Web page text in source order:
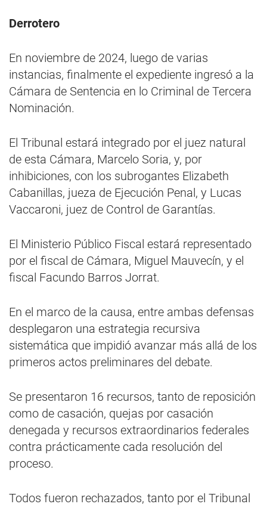
Derrotero
En noviembre de 2024, luego de varias
instancias, finalmente el expediente ingresó a la
Cámara de Sentencia en lo Criminal de Tercera
Nominación.
El Tribunal estará integrado por el juez natural
de esta Cámara, Marcelo Soria, y, por
inhibiciones, con los subrogantes Elizabeth
Cabanillas, jueza de Ejecución Penal, y Lucas
Vaccaroni, juez de Control de Garantías.
El Ministerio Público Fiscal estará representado
por el fiscal de Cámara, Miguel Mauvecín, y el
fiscal Facundo Barros Jorrat.
En el marco de la causa, entre ambas defensas
desplegaron una estrategia recursiva
sistemática que impidió avanzar más allá de los
primeros actos preliminares del debate.
Se presentaron 16 recursos, tanto de reposición
como de casación, quejas por casación
denegada y recursos extraordinarios federales
contra prácticamente cada resolución del
proceso.
Todos fueron rechazados, tanto por el Tribunal